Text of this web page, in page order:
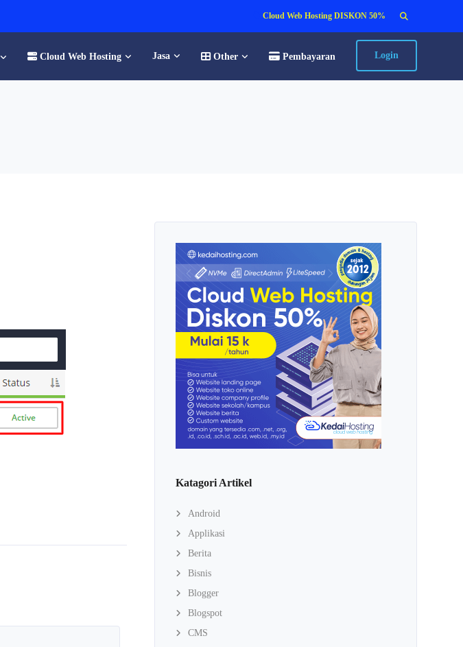
Cloud Web Hosting DISKON 50% Search
for:
Cloud Web Hosting Jasa Other Pembayaran Login
Katagori Artikel
Android
Applikasi
Berita
Bisnis
Blogger
Blogspot
CMS